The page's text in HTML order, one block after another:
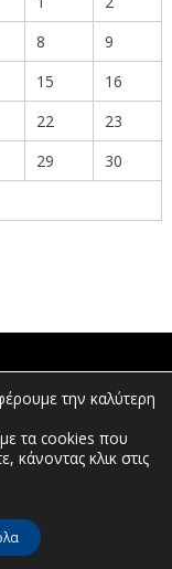
8
9
15
16
22
23
29
30
| Περιφέρεια
την καλύτερη
τα cookies που
κάνοντας κλικ στις